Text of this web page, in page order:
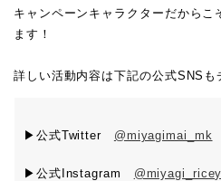
キャンペーンキャラクターだから
ます！
詳しい活動内容は下記の公式SNSも
▶公式Twitter @miyagimai_mk
▶公式Instagram